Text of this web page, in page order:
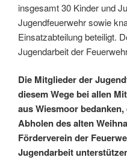
insgesamt 30 Kinder und
Jugendfeuerwehr sowie
Einsatzabteilung beteiligt.
Jugendarbeit der
Die Mitglieder der
diesem Wege bei allen
aus Wiesmoor
Abholen des alten
Förderverein der
Jugendarbeit